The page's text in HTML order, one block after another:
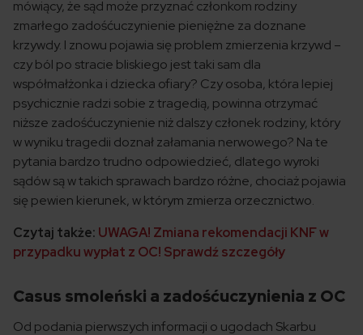
mówiący, że sąd może przyznać członkom rodziny
zmarłego zadośćuczynienie pieniężne za doznane
krzywdy. I znowu pojawia się problem zmierzenia krzywd –
czy ból po stracie bliskiego jest taki sam dla
współmałżonka i dziecka ofiary? Czy osoba, która lepiej
psychicznie radzi sobie z tragedią, powinna otrzymać
niższe zadośćuczynienie niż dalszy członek rodziny, który
w wyniku tragedii doznał załamania nerwowego? Na te
pytania bardzo trudno odpowiedzieć, dlatego wyroki
sądów są w takich sprawach bardzo różne, chociaż pojawia
się pewien kierunek, w którym zmierza orzecznictwo.
Czytaj także: UWAGA! Zmiana rekomendacji KNF w
przypadku wypłat z OC! Sprawdź szczegóły
Casus smoleński a zadośćuczynienia z OC
Od podania pierwszych informacji o ugodach Skarbu